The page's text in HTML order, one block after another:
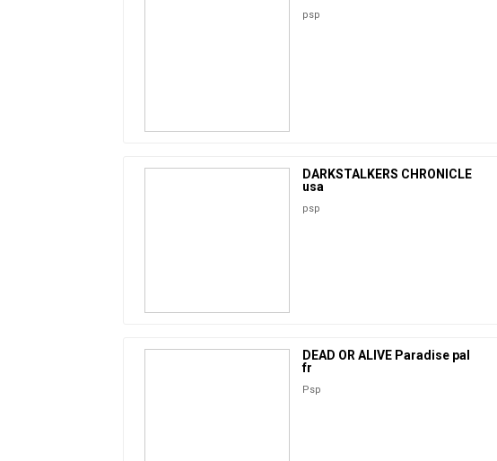
psp
DARKSTALKERS CHRONICLE
usa
psp
DEAD OR ALIVE Paradise pal
fr
Psp